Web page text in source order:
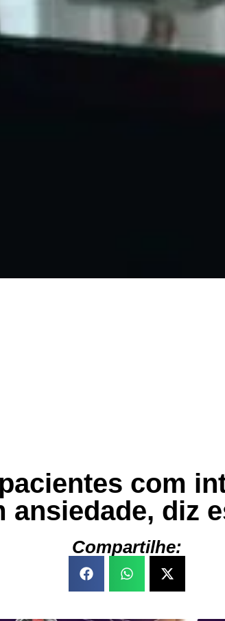
com
ansiedade, diz
Compartilhe: